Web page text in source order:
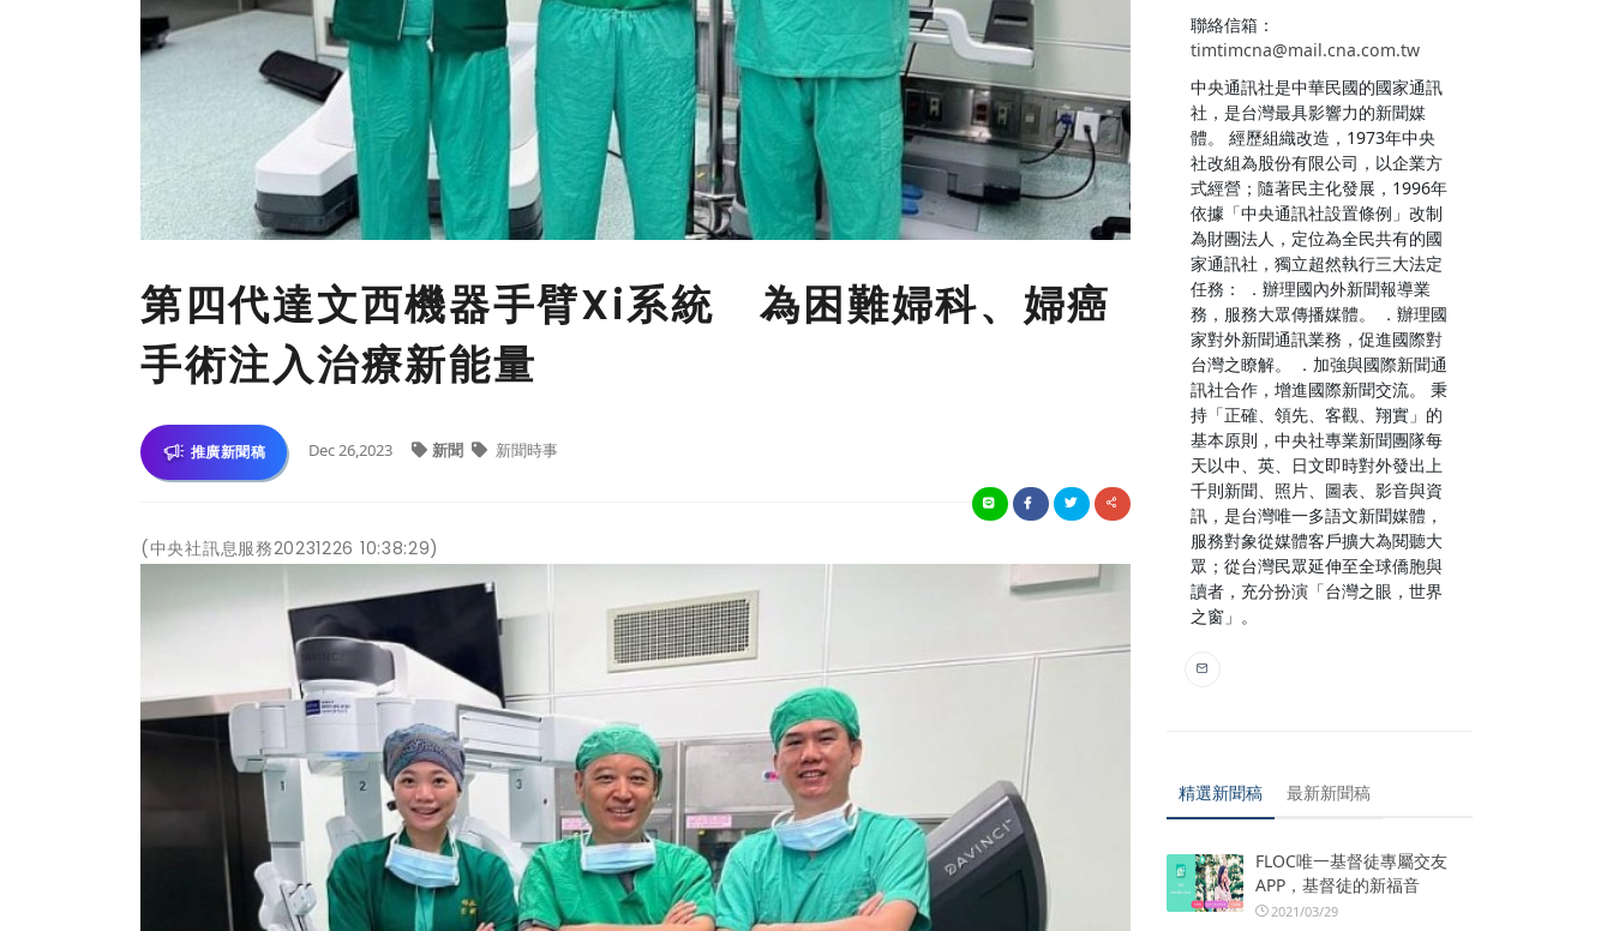
第四代達文西機器手臂Xi系統 為困難婦科、婦癌
手術注入治療新能量
推廣新聞稿 Dec 26,2023 新聞 新聞時事
(中央社訊息服務20231226 10:38:29)
聯絡信箱：
timtimcna@mail.cna.com.tw
中央通訊社是中華民國的國家通訊
社，是台灣最具影響力的新聞媒
體。 經歷組織改造，1973年中央
社改組為股份有限公司，以企業方
式經營；隨著民主化發展，1996年
依據「中央通訊社設置條例」改制
為財團法人，定位為全民共有的國
家通訊社，獨立超然執行三大法定
任務： ．辦理國內外新聞報導業
務，服務大眾傳播媒體。 ．辦理國
家對外新聞通訊業務，促進國際對
台灣之瞭解。 ．加強與國際新聞通
訊社合作，增進國際新聞交流。 秉
持「正確、領先、客觀、翔實」的
基本原則，中央社專業新聞團隊每
天以中、英、日文即時對外發出上
千則新聞、照片、圖表、影音與資
訊，是台灣唯一多語文新聞媒體，
服務對象從媒體客戶擴大為閱聽大
眾；從台灣民眾延伸至全球僑胞與
讀者，充分扮演「台灣之眼，世界
之窗」。
精選新聞稿 最新新聞稿
FLOC唯一基督徒專屬交友
APP，基督徒的新福音
2021/03/29